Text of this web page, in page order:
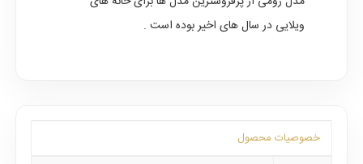
ویلایی در سال های اخیر بوده است .
خصوصیات محصول